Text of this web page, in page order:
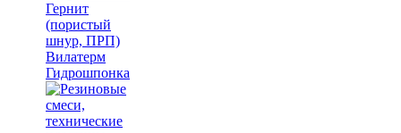
Гернит
(пористый
шнур, ПРП)
Вилатерм
Гидрошпонка